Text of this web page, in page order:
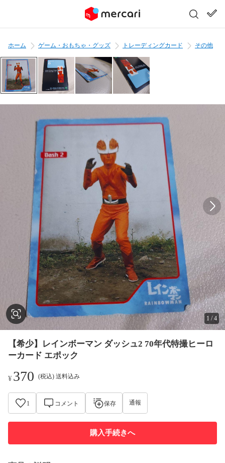
ホーム ゲーム・おもちゃ・グッズ トレーディングカード その他
1 /4
【希少】レインボーマン ダッシュ2 70年代特撮ヒーロ
ーカード エポック
¥370 (税込) 送料込み
1 コメント 保存 通報
購入手続きへ